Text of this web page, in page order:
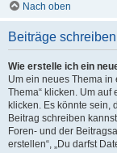
Nach oben
Beiträge schreiben
Wie erstelle ich ein
Um ein neues Thema in
Thema“ klicken. Um auf
klicken. Es könnte sein,
Beitrag schreiben
Foren- und der
erstellen“, „Du darfst